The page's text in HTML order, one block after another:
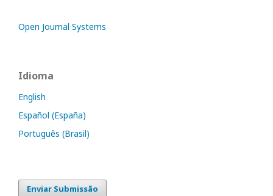
Open Journal Systems
Idioma
English
Español (España)
Português (Brasil)
Enviar Submissão